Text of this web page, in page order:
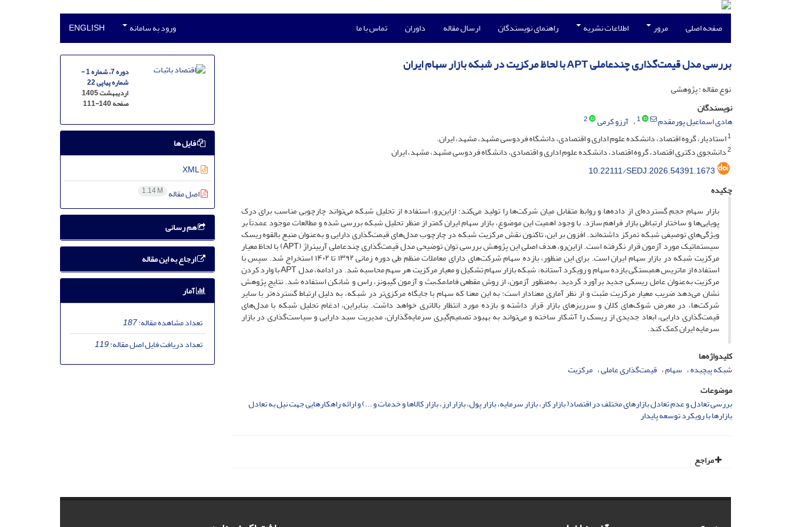
صفحه اصلی مرور اطلاعات نشریه راهنمای نویسندگان ارسال مقاله داوران تماس با ما ورود به سامانه ENGLISH
بررسی مدل قیمت‌گذاری چندعاملی APT با لحاظ مرکزیت در شبکه بازار سهام ایران
نوع مقاله : پژوهشی
نویسندگان
هادی اسماعیل پورمقدم
1 آرزو کرمی
2
1استادیار، گروه اقتصاد، دانشکده علوم اداری و اقتصادی، دانشگاه فردوسی مشهد، مشهد، ایران.
2دانشجوی دکتری اقتصاد، گروه اقتصاد، دانشکده علوم اداری و اقتصادی، دانشگاه فردوسی مشهد، مشهد، ایران
10.22111/SEDJ.2026.54391.1673
چکیده
بازار سهام حجم گسترده‌ای از داده‌ها و روابط متقابل میان شرکت‌ها را تولید می‌کند؛ ازاین‌رو، استفاده از تحلیل شبکه می‌تواند چارچوبی مناسب برای درک
پویایی‌ها و ساختار ارتباطی بازار فراهم سازد. با وجود اهمیت این موضوع، بازار سهام ایران کمتر از منظر تحلیل شبکه بررسی شده و مطالعات موجود عمدتاً بر
ویژگی‌های توصیفی شبکه تمرکز داشته‌اند. افزون بر این، تاکنون نقش مرکزیت شبکه در چارچوب مدل‌های قیمت‌گذاری دارایی و به‌عنوان منبع بالقوه ریسک
سیستماتیک مورد آزمون قرار نگرفته است. ازاین‌رو، هدف اصلی این پژوهش بررسی توان توضیحی مدل قیمت‌گذاری چندعاملی آربیتراژ (APT) با لحاظ معیار
مرکزیت شبکه در بازار سهام ایران است. برای این منظور، بازده سهام شرکت‌های دارای معاملات منظم طی دوره زمانی ۱۳۹۲ تا ۱۴۰۲ استخراج شد. سپس با
استفاده از ماتریس همبستگی بازده سهام و رویکرد آستانه، شبکه بازار سهام تشکیل و معیار مرکزیت هر سهم محاسبه شد. در ادامه، مدل APT با وارد کردن
مرکزیت به‌عنوان عامل ریسکی جدید برآورد گردید. به‌منظور آزمون، از روش مقطعی فاما–مک‌بث و آزمون گیبونز، راس و شانکن استفاده شد. نتایج پژوهش
نشان می‌دهد ضریب معیار مرکزیت مثبت و از نظر آماری معنادار است؛ به این معنا که سهام با جایگاه مرکزی‌تر در شبکه، به دلیل ارتباط گسترده‌تر با سایر
شرکت‌ها، در معرض شوک‌های کلان و سرریزهای بازار قرار داشته و بازده مورد انتظار بالاتری خواهد داشت. بنابراین، ادغام تحلیل شبکه با مدل‌های
قیمت‌گذاری دارایی، ابعاد جدیدی از ریسک را آشکار ساخته و می‌تواند به بهبود تصمیم‌گیری سرمایه‌گذاران، مدیریت سبد دارایی و سیاست‌گذاری در بازار
سرمایه ایران کمک کند.
کلیدواژه‌ها
شبکه‌ پیچیده سهام قیمت‌گذاری عاملی مرکزیت
موضوعات
بررسی تعادل و عدم تعادل بازارهای مختلف در اقتصاد( بازار کار، بازار سرمایه، بازار پول، بازار ارز، بازار کالاها و خدمات و ...) و ارائه راهکارهایی جهت نیل به تعادل
بازارها با رویکرد توسعه پایدار
مراجع
دوره 7، شماره 1 -
شماره پیاپی 22
اردیبهشت 1405
صفحه111-140
فایل ها
XML
اصل مقاله 1.14 M
هم رسانی
ارجاع به این مقاله
آمار
تعداد مشاهده مقاله:187
تعداد دریافت فایل اصل مقاله:119